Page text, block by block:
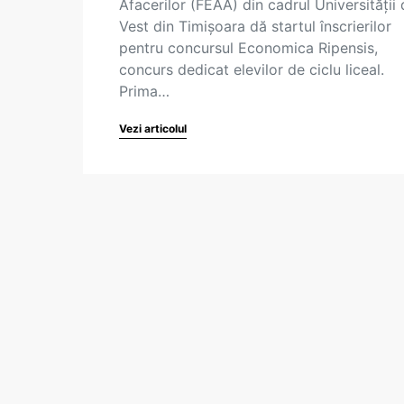
Afacerilor (FEAA) din cadrul Universității
Vest din Timișoara dă startul înscrierilor
pentru concursul Economica Ripensis,
concurs dedicat elevilor de ciclu liceal.
Prima…
Vezi articolul